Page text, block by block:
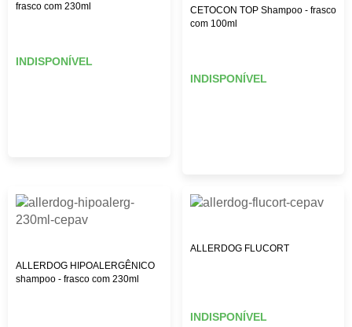
frasco com 230ml
INDISPONÍVEL
CETOCON TOP Shampoo - frasco
com 100ml
INDISPONÍVEL
ALLERDOG HIPOALERGÊNICO
shampoo - frasco com 230ml
ALLERDOG FLUCORT
INDISPONÍVEL